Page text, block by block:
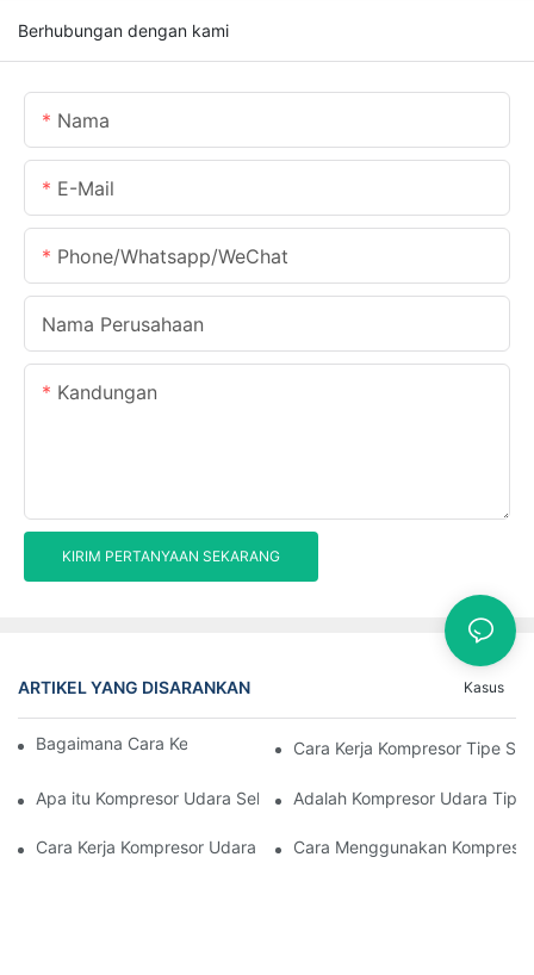
Berhubungan dengan kami
Nama
E-Mail
Phone/Whatsapp/WeChat
Nama Perusahaan
Kandungan
KIRIM PERTANYAAN SEKARANG
ARTIKEL YANG DISARANKAN Kasus
Bagaimana Cara Kerja Kompresor SekrupCara Kerja Kompresor Tipe
Apa itu Kompresor Udara Sekrup PutarAdalah Kompresor Udara
Cara Kerja Kompresor Udara SekrupCara Menggunakan